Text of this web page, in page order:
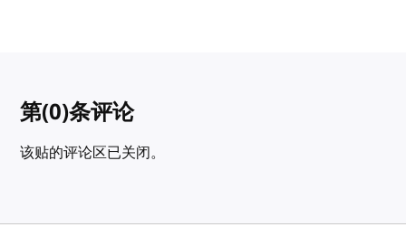
第(0)条评论
该贴的评论区已关闭。